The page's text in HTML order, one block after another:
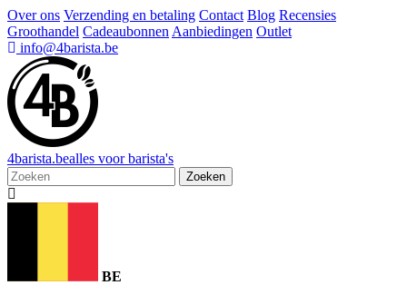
Over ons Verzending en betaling Contact Blog Recensies
Groothandel Cadeaubonnen Aanbiedingen Outlet
info@4barista.be
4barista.bealles voor barista's
Zoeken
BE